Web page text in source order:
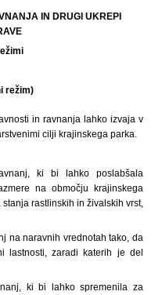
IN DRUGI UKREPI
režim)
in ravnanja lahko izvaja v
cilji krajinskega parka.
ki bi lahko poslabšala
na območju krajinskega
rastlinskih in živalskih vrst,
na naravnih vrednotah tako, da
lastnosti, zaradi katerih je del
ki bi lahko spremenila za